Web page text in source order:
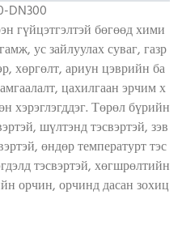
DN300
гүйцэтгэлтэй бөгөөд хими
ус зайлуулах суваг, газр
хөргөлт, ариун цэврийн ба
цахилгаан эрчим х
хэрэглэгддэг. Төрөл бүрийн
шүлтэнд тэсвэртэй, зэв
өндөр температурт тэс
тэсвэртэй, хөгшрөлтийн
орчин, орчинд дасан зохиц